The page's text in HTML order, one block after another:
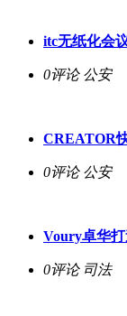
itc无纸化会
0评论公安
CREATOR
0评论公安
Voury卓华
0评论司法